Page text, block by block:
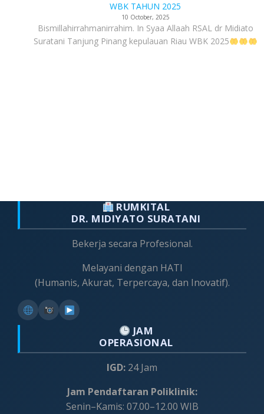
WBK TAHUN 2025
10 October, 2025
Bismillahirrahmanirrahim. In Syaa Allaah RSAL dr Midiato
Suratani Tanjung Pinang kepulauan Riau WBK 2025
RUMKITAL
DR. MIDIYATO SURATANI
Bekerja secara Profesional.
Melayani dengan HATI
(Humanis, Akurat, Terpercaya, dan Inovatif).
JAM
OPERASIONAL
IGD: 24 Jam
Jam Pendaftaran Poliklinik:
Senin–Kamis: 07.00–12.00 WIB